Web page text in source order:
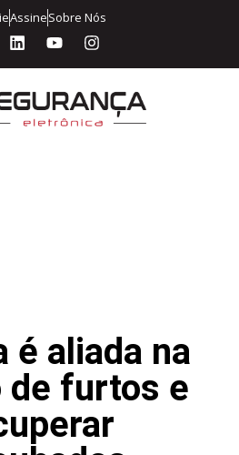
AssineSobre Nós
é aliada na
de furtos e